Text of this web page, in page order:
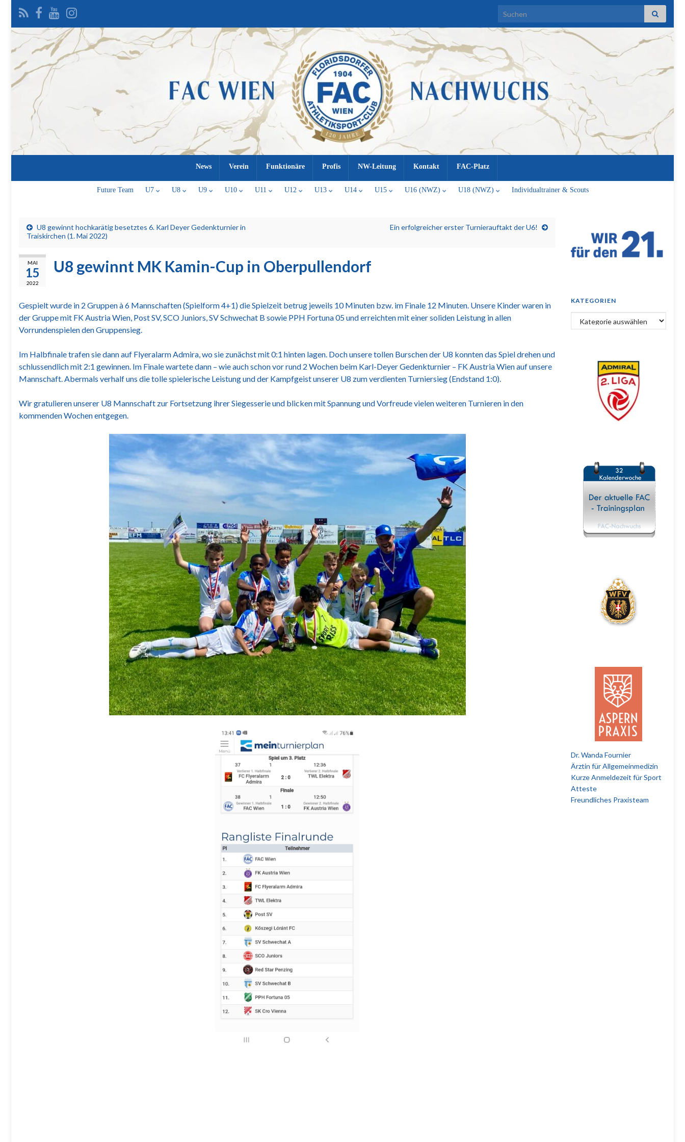
Search for:
News Verein Funktionäre Profis NW-Leitung Kontakt FAC-Platz
Future Team U7 U8 U9 U10 U11 U12 U13 U14 U15 U16 (NWZ) U18 (NWZ) Individualtrainer & Scouts
U8 gewinnt hochkarätig besetztes 6. Karl Deyer Gedenkturnier in
Traiskirchen (1. Mai 2022)
Ein erfolgreicher erster Turnierauftakt der U6!
MAI
15
2022
U8 gewinnt MK Kamin-Cup in Oberpullendorf
Gespielt wurde in 2 Gruppen à 6 Mannschaften (Spielform 4+1) die Spielzeit betrug jeweils 10 Minuten bzw. im Finale 12 Minuten. Unsere Kinder waren in
der Gruppe mit FK Austria Wien, Post SV, SCO Juniors, SV Schwechat B sowie PPH Fortuna 05 und erreichten mit einer soliden Leistung in allen
Vorrundenspielen den Gruppensieg.
Im Halbfinale trafen sie dann auf Flyeralarm Admira, wo sie zunächst mit 0:1 hinten lagen. Doch unsere tollen Burschen der U8 konnten das Spiel drehen und
schlussendlich mit 2:1 gewinnen. Im Finale wartete dann – wie auch schon vor rund 2 Wochen beim Karl-Deyer Gedenkturnier – FK Austria Wien auf unsere
Mannschaft. Abermals verhalf uns die tolle spielerische Leistung und der Kampfgeist unserer U8 zum verdienten Turniersieg (Endstand 1:0).
Wir gratulieren unserer U8 Mannschaft zur Fortsetzung ihrer Siegesserie und blicken mit Spannung und Vorfreude vielen weiteren Turnieren in den
kommenden Wochen entgegen.
KATEGORIEN
Kategorien
Dr. Wanda Fournier
Ärztin für Allgemeinmedizin
Kurze Anmeldezeit für Sport
Atteste
Freundliches Praxisteam